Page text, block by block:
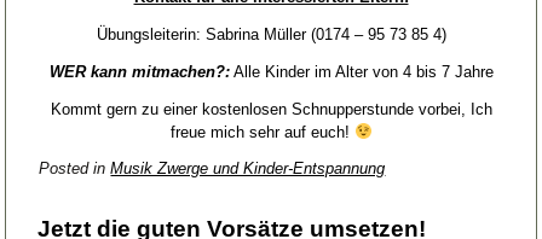
Übungsleiterin: Sabrina Müller (0174 – 95 73 85 4)
WER kann mitmachen?:Alle Kinder im Alter von 4 bis 7 Jahre
Kommt gern zu einer kostenlosen Schnupperstunde vorbei, Ich
freue mich sehr auf euch!
Posted in Musik Zwerge und Kinder-Entspannung
Jetzt die guten Vorsätze umsetzen!